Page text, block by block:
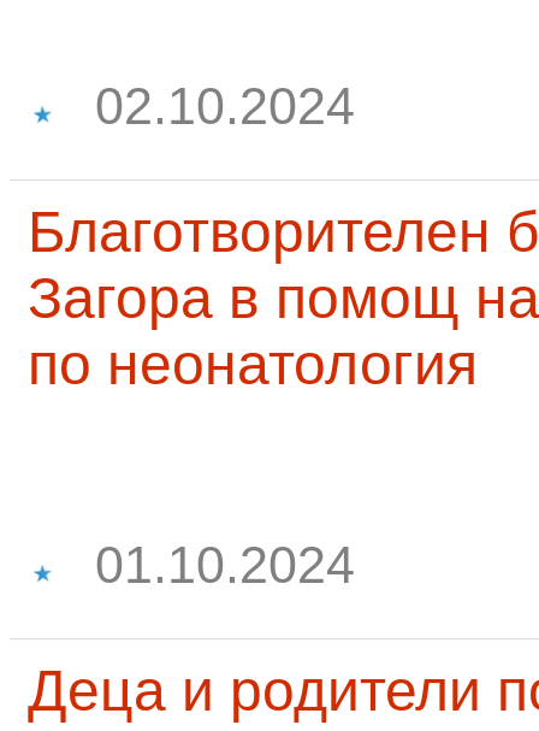
02.10.2024
Благотворителен
Загора в помощ
по неонатология
01.10.2024
Деца и родители